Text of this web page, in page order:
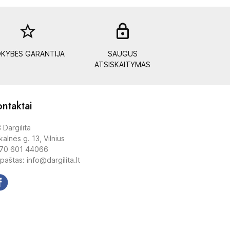
star_border
GARANTIJA
SAUGUS
ATSISKAITYMAS
Dargilita
g. 13, Vilnius
601 44066
info@dargilita.lt